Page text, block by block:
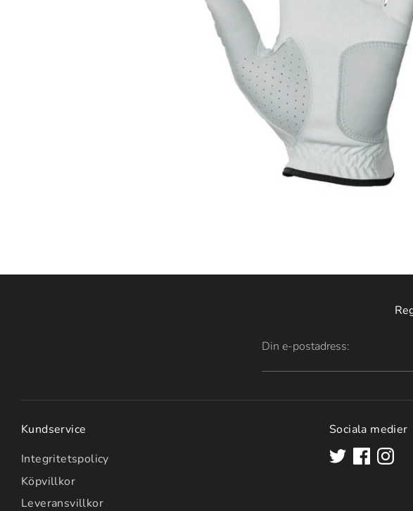
Din e-postadress:
Kundservice
Integritetspolicy
Köpvillkor
Leveransvillkor
Sociala medier